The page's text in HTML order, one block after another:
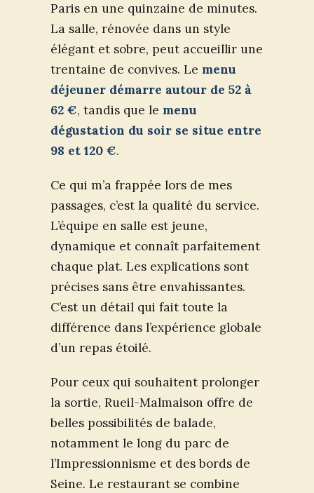
Paris en une quinzaine de minutes.
La salle, rénovée dans un style
élégant et sobre, peut accueillir une
trentaine de convives. Le menu
déjeuner démarre autour de 52 à
62 €, tandis que le menu
dégustation du soir se situe entre
98 et 120 €.
Ce qui m’a frappée lors de mes
passages, c’est la qualité du service.
L’équipe en salle est jeune,
dynamique et connaît parfaitement
chaque plat. Les explications sont
précises sans être envahissantes.
C’est un détail qui fait toute la
différence dans l’expérience globale
d’un repas étoilé.
Pour ceux qui souhaitent prolonger
la sortie, Rueil-Malmaison offre de
belles possibilités de balade,
notamment le long du parc de
l’Impressionnisme et des bords de
Seine. Le restaurant se combine